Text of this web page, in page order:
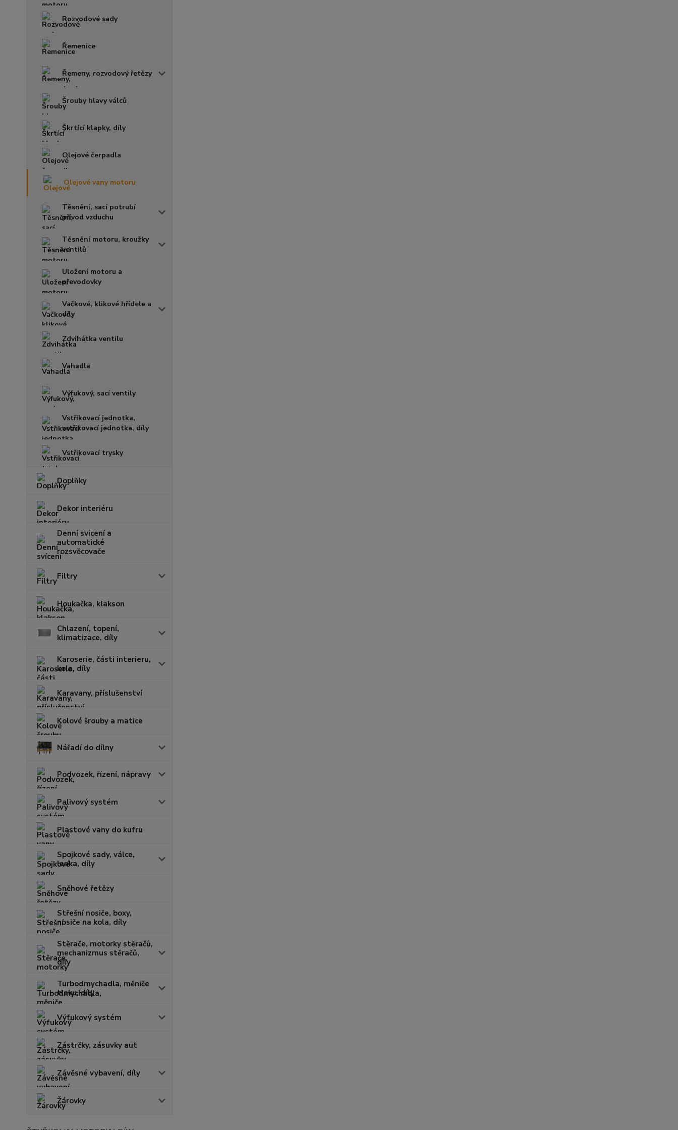
Rozvodové sady
Řemenice
Řemeny, rozvodový řetězy
Šrouby hlavy válců
Škrtící klapky, díly
Olejové čerpadla
Olejové vany motoru
Těsnění, sací potrubí
přívod vzduchu
Těsnění motoru, kroužky
ventilů
Uložení motoru a
převodovky
Vačkové, klikové hřídele a
díly
Zdvihátka ventilu
Vahadla
Výfukový, sací ventily
Vstřikovací jednotka,
vstřikovací jednotka, díly
Vstřikovací trysky
Doplňky
Dekor interiéru
Denní svícení a
automatické
rozsvěcovače
Filtry
Houkačka, klakson
Chlazení, topení,
klimatizace, díly
Karoserie, části interieru,
kola, díly
Karavany, příslušenství
Kolové šrouby a matice
Nářadí do dílny
Podvozek, řízení, nápravy
Palivový systém
Plastové vany do kufru
Spojkové sady, válce,
lanka, díly
Sněhové řetězy
Střešní nosiče, boxy,
nosiče na kola, díly
Stěrače, motorky stěračů,
mechanizmus stěračů,
díly
Turbodmychadla, měniče
tlaku, díly
Výfukový systém
Zástrčky, zásuvky aut
Závěsné vybavení, díly
Žárovky